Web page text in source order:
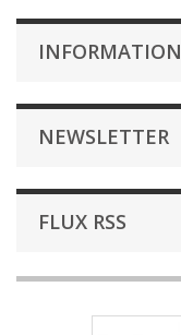
INFORMATION
NEWSLETTER
FLUX RSS